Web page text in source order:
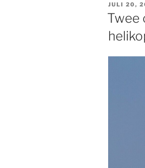
OP
JULI 20,
Twee